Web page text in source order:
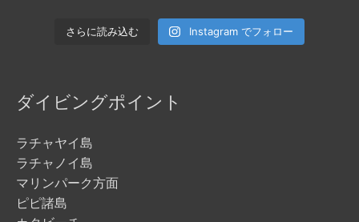
さらに読み込む Instagram でフォロー
ダイビングポイント
ラチャヤイ島
ラチャノイ島
マリンパーク方面
ピピ諸島